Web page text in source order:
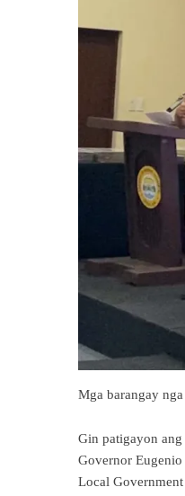
Mga barangay
Gin patigayon ang
Governor
Local